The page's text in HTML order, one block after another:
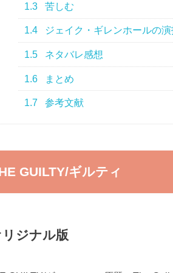
1.3 苦しむ
1.4 ジェイク・ギレンホールの
1.5 ネタバレ感想
1.6 まとめ
1.7 参考文献
GUILTY/ギルティ
リジナル版